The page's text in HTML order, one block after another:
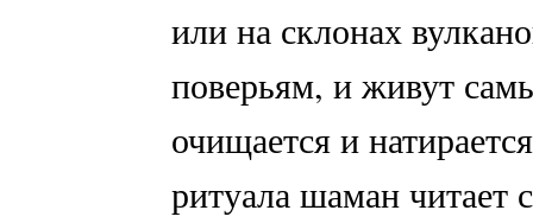
или на склонах
поверьям, и живут
очищается и
ритуала шаман читает